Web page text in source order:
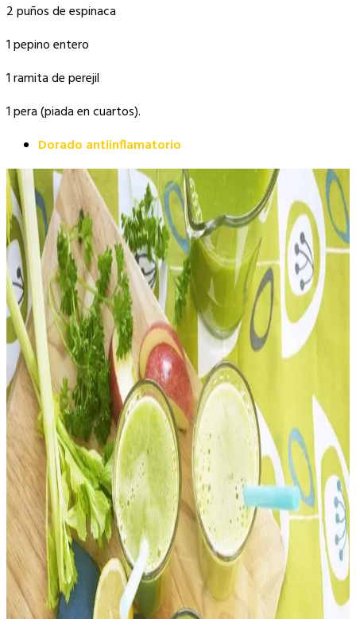
2 puños de espinaca
1 pepino entero
1 ramita de perejil
1 pera (piada en cuartos).
Dorado antiinflamatorio